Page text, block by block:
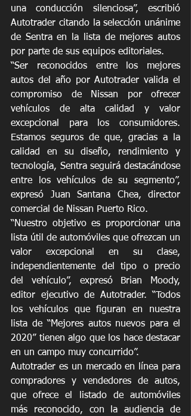
una conducción silenciosa”, escribió
Autotrader citando la selección unánime
de Sentra en la lista de mejores autos
por parte de sus equipos editoriales.
“Ser reconocidos entre los mejores
autos del año por Autotrader valida el
compromiso de Nissan por ofrecer
vehículos de alta calidad y valor
excepcional para los consumidores.
Estamos seguros de que, gracias a la
calidad en su diseño, rendimiento y
tecnología, Sentra seguirá destacándose
entre los vehículos de su segmento”,
expresó Juan Santana Chea, director
comercial de Nissan Puerto Rico.
“Nuestro objetivo es proporcionar una
lista útil de automóviles que ofrezcan un
valor excepcional en su clase,
independientemente del tipo o precio
del vehículo”, expresó Brian Moody,
editor ejecutivo de Autotrader. “Todos
los vehículos que figuran en nuestra
lista de “Mejores autos nuevos para el
2020” tienen algo que los hace destacar
en un campo muy concurrido”.
Autotrader es un mercado en línea para
compradores y vendedores de autos,
que ofrece el listado de automóviles
más reconocido, con la audiencia de